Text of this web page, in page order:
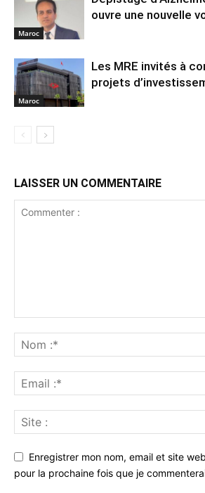
Maroc
ouvre une nouvelle
Maroc
Les MRE invités à
projets
LAISSER UN COMMENTAIRE
Enregistrer mon nom, email et site
pour la prochaine fois que je